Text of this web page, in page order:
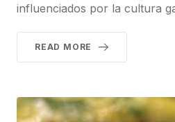
influenciados por la cultura
READ MORE